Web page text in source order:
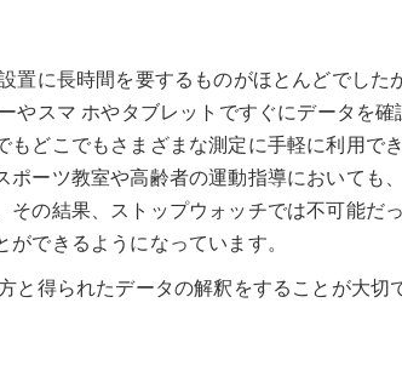
置に長時間を要するものがほとんどでした
やスマ ホやタブレットですぐにデータを確
どこでもさまざまな測定に手軽に利用でき
ーツ教室や高齢者の運動指導においても、
の結果、ストップウォッチでは不可能だっ
できるようになっています。
と得られたデータの解釈をすることが大切